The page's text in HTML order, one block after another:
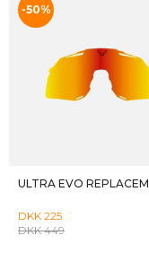
-50%
DKK 225
DKK 449